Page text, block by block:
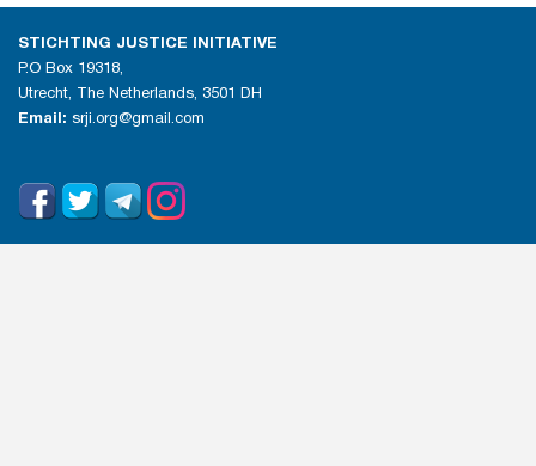
STICHTING JUSTICE INITIATIVE
P.O Box 19318,
Utrecht, The Netherlands, 3501 DH
Email: srji.org@gmail.com